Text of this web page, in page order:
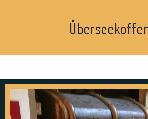
Überseekoffer